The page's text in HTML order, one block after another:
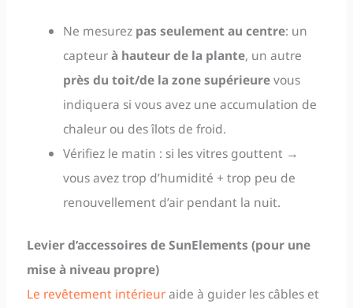
Ne mesurez pas seulement au centre: un
capteurà hauteur de la plante, un autre
près du toit/de la zone supérieurevous
indiquera si vous avez une accumulation de
chaleur ou des îlots de froid.
Vérifiez le matin : si les vitres gouttent →
vous avez trop d’humidité + trop peu de
renouvellement d’air pendant la nuit.
Levier d’accessoires de SunElements (pour une
mise à niveau propre)
Le revêtement intérieuraide à guider les câbles et